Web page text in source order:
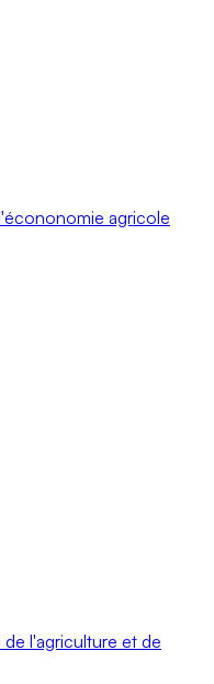
agricole
de l'agriculture et de